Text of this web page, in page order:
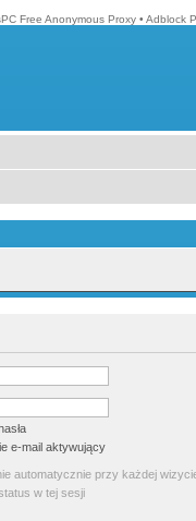
Free Anonymous Proxy • Adblock
e-mail aktywujący
automatycznie przy każdej
w tej sesji